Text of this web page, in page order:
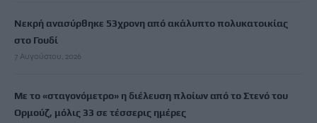
Νεκρή ανασύρθηκε 53χρονη από ακάλυπτο πολυκατοικίας
στο Γουδί
7 Αυγούστου, 2026
Με το «σταγονόμετρο» η διέλευση πλοίων από το Στενό του
Ορμούζ, μόλις 33 σε τέσσερις ημέρες